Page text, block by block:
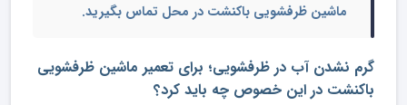
ماشین ظرفشویی باکنشت در محل تماس بگیرید.
گرم نشدن آب در ظرفشویی؛ برای تعمیر ماشین ظرفشویی
باکنشت در این خصوص چه باید کرد؟